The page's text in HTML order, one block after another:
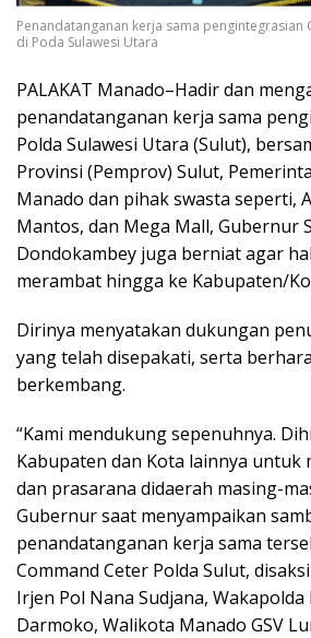
Penandatanganan kerja sama pengintegrasian
di Poda Sulawesi Utara
PALAKAT Manado–Hadir dan
penandatanganan kerja sama
Polda Sulawesi Utara (Sulut),
Provinsi (Pemprov) Sulut,
Manado dan pihak swasta seperti,
Mantos, dan Mega Mall, Gubernur
Dondokambey juga berniat agar
merambat hingga ke Kabupaten/
Dirinya menyatakan dukungan
yang telah disepakati, serta
berkembang.
“Kami mendukung sepenuhnya.
Kabupaten dan Kota lainnya untuk
dan prasarana didaerah masing-
Gubernur saat menyampaikan
penandatanganan kerja sama
Command Ceter Polda Sulut,
Irjen Pol Nana Sudjana,
Darmoko, Walikota Manado GSV